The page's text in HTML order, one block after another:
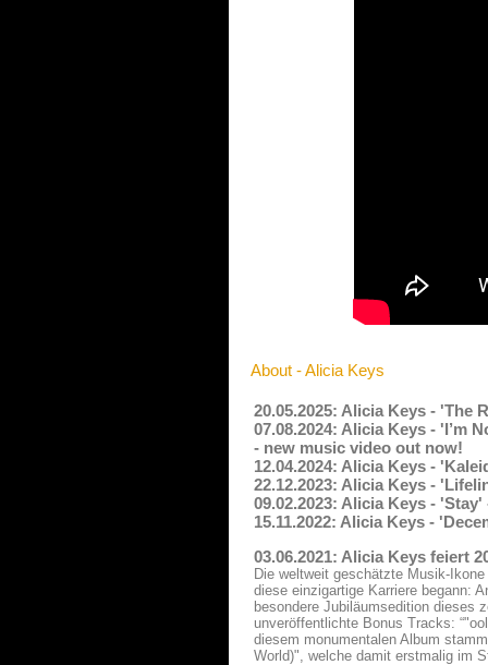
About - Alicia Keys
20.05.2025: Alicia Keys - 'The
07.08.2024: Alicia Keys - 'I’m
- new music video out now!
12.04.2024: Alicia Keys -
22.12.2023: Alicia Keys -
09.02.2023: Alicia Keys -
15.11.2022: Alicia Keys -
03.06.2021: Alicia Keys feiert
Die weltweit geschätzte Musik-
diese einzigartige Karriere begann:
besondere Jubiläumsedition dieses
unveröffentlichte Bonus Tracks:
diesem monumentalen Album
World)", welche damit erstmalig im